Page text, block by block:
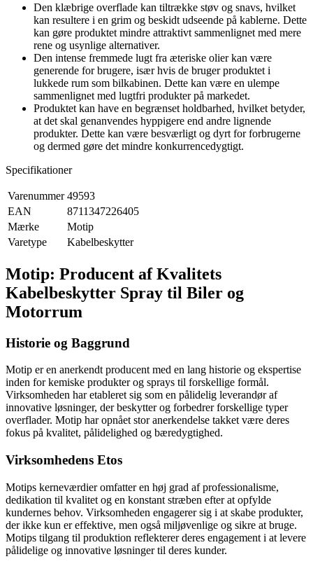
Den klæbrige overflade kan tiltrække støv og snavs, hvilket
kan resultere i en grim og beskidt udseende på kablerne. Dette
kan gøre produktet mindre attraktivt sammenlignet med mere
rene og usynlige alternativer.
Den intense fremmede lugt fra æteriske olier kan være
generende for brugere, især hvis de bruger produktet i
lukkede rum som bilkabinen. Dette kan være en ulempe
sammenlignet med lugtfri produkter på markedet.
Produktet kan have en begrænset holdbarhed, hvilket betyder,
at det skal genanvendes hyppigere end andre lignende
produkter. Dette kan være besværligt og dyrt for forbrugerne
og dermed gøre det mindre konkurrencedygtigt.
Specifikationer
Varenummer 49593
EAN
8711347226405
Mærke
Motip
Varetype
Kabelbeskytter
Motip: Producent af Kvalitets
Kabelbeskytter Spray til Biler og
Motorrum
Historie og Baggrund
Motip er en anerkendt producent med en lang historie og ekspertise
inden for kemiske produkter og sprays til forskellige formål.
Virksomheden har etableret sig som en pålidelig leverandør af
innovative løsninger, der beskytter og forbedrer forskellige typer
overflader. Motip har opnået stor anerkendelse takket være deres
fokus på kvalitet, pålidelighed og bæredygtighed.
Virksomhedens Etos
Motips kerneværdier omfatter en høj grad af professionalisme,
dedikation til kvalitet og en konstant stræben efter at opfylde
kundernes behov. Virksomheden engagerer sig i at skabe produkter,
der ikke kun er effektive, men også miljøvenlige og sikre at bruge.
Motips tilgang til produktion reflekterer deres engagement i at levere
pålidelige og innovative løsninger til deres kunder.